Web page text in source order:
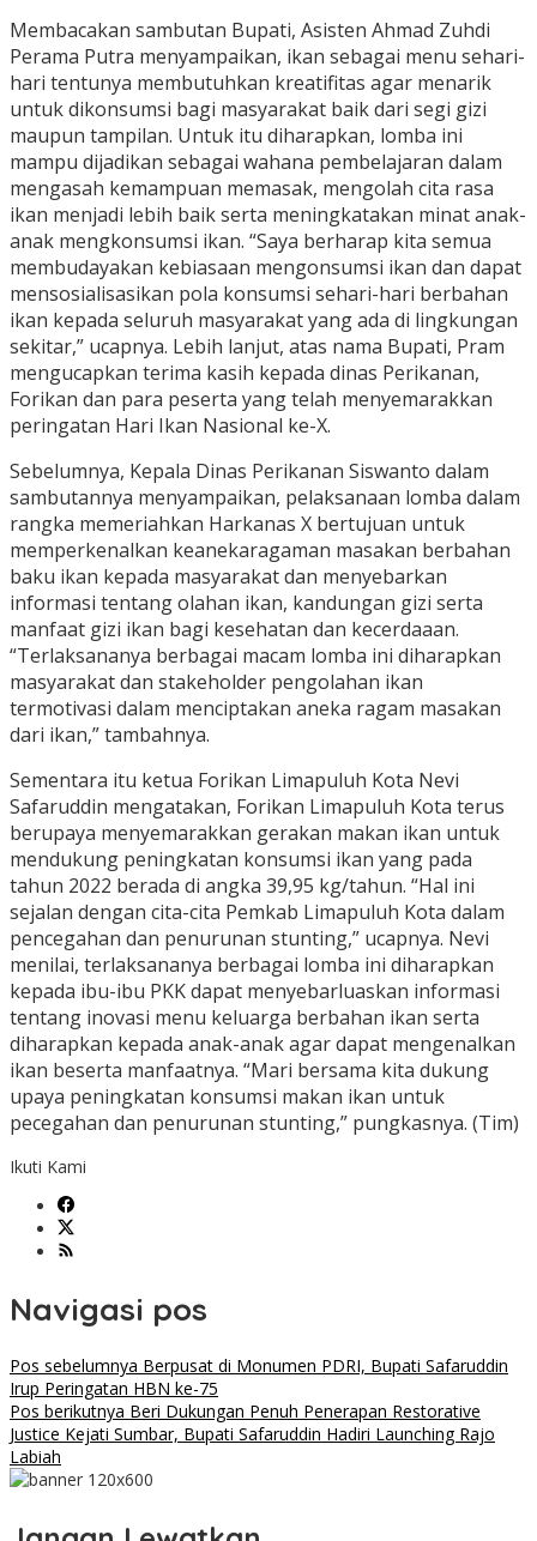
Membacakan sambutan Bupati, Asisten Ahmad Zuhdi
Perama Putra menyampaikan, ikan sebagai menu sehari-
hari tentunya membutuhkan kreatifitas agar menarik
untuk dikonsumsi bagi masyarakat baik dari segi gizi
maupun tampilan. Untuk itu diharapkan, lomba ini
mampu dijadikan sebagai wahana pembelajaran dalam
mengasah kemampuan memasak, mengolah cita rasa
ikan menjadi lebih baik serta meningkatakan minat anak-
anak mengkonsumsi ikan. “Saya berharap kita semua
membudayakan kebiasaan mengonsumsi ikan dan dapat
mensosialisasikan pola konsumsi sehari-hari berbahan
ikan kepada seluruh masyarakat yang ada di lingkungan
sekitar,” ucapnya. Lebih lanjut, atas nama Bupati, Pram
mengucapkan terima kasih kepada dinas Perikanan,
Forikan dan para peserta yang telah menyemarakkan
peringatan Hari Ikan Nasional ke-X.
Sebelumnya, Kepala Dinas Perikanan Siswanto dalam
sambutannya menyampaikan, pelaksanaan lomba dalam
rangka memeriahkan Harkanas X bertujuan untuk
memperkenalkan keanekaragaman masakan berbahan
baku ikan kepada masyarakat dan menyebarkan
informasi tentang olahan ikan, kandungan gizi serta
manfaat gizi ikan bagi kesehatan dan kecerdaaan.
“Terlaksananya berbagai macam lomba ini diharapkan
masyarakat dan stakeholder pengolahan ikan
termotivasi dalam menciptakan aneka ragam masakan
dari ikan,” tambahnya.
Sementara itu ketua Forikan Limapuluh Kota Nevi
Safaruddin mengatakan, Forikan Limapuluh Kota terus
berupaya menyemarakkan gerakan makan ikan untuk
mendukung peningkatan konsumsi ikan yang pada
tahun 2022 berada di angka 39,95 kg/tahun. “Hal ini
sejalan dengan cita-cita Pemkab Limapuluh Kota dalam
pencegahan dan penurunan stunting,” ucapnya. Nevi
menilai, terlaksananya berbagai lomba ini diharapkan
kepada ibu-ibu PKK dapat menyebarluaskan informasi
tentang inovasi menu keluarga berbahan ikan serta
diharapkan kepada anak-anak agar dapat mengenalkan
ikan beserta manfaatnya. “Mari bersama kita dukung
upaya peningkatan konsumsi makan ikan untuk
pecegahan dan penurunan stunting,” pungkasnya. (Tim)
Ikuti Kami
Navigasi pos
Pos sebelumnya Berpusat di Monumen PDRI, Bupati Safaruddin
Irup Peringatan HBN ke-75
Pos berikutnya Beri Dukungan Penuh Penerapan Restorative
Justice Kejati Sumbar, Bupati Safaruddin Hadiri Launching Rajo
Labiah